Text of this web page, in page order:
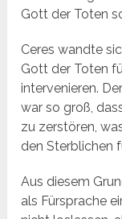
Gott der Toten
Ceres wandte
Gott der Toten
intervenieren.
war so groß,
zu zerstören,
den Sterblichen
Aus diesem
als Fürsprache